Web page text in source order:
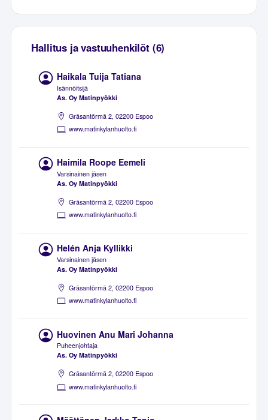
Hallitus ja vastuuhenkilöt (6)
Haikala Tuija Tatiana
Isännöitsijä
As. Oy Matinpyökki
Gräsantörmä 2, 02200 Espoo
www.matinkylanhuolto.fi
Haimila Roope Eemeli
Varsinainen jäsen
As. Oy Matinpyökki
Gräsantörmä 2, 02200 Espoo
www.matinkylanhuolto.fi
Helén Anja Kyllikki
Varsinainen jäsen
As. Oy Matinpyökki
Gräsantörmä 2, 02200 Espoo
www.matinkylanhuolto.fi
Huovinen Anu Mari Johanna
Puheenjohtaja
As. Oy Matinpyökki
Gräsantörmä 2, 02200 Espoo
www.matinkylanhuolto.fi